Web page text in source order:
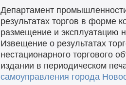
Департамент
результатах торгов в форме
размещение и эксплуатацию
Извещение о результатах
нестационарного торгового
издании в периодическом
самоуправления города